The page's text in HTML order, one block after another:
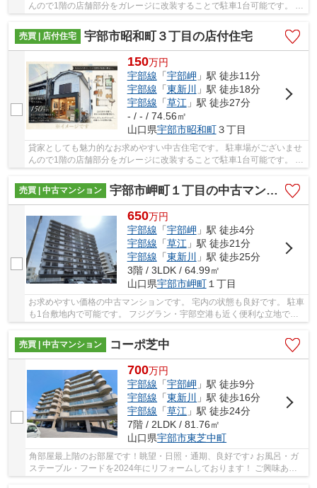
んので1階の店舗部分をガレージに改装することで駐車1台可能です。 物
売買 | 店付住宅
宇部市昭和町３丁目の店付住宅
150万円
宇部線 「宇部岬 」駅 徒歩11分
宇部線 「東新川
」駅 徒歩18分
宇部線 「草江」駅 徒歩27分
- / - / 74.56㎡
山口県宇部市昭和町３丁目
貸家としても魅力的なお求めやすい中古住宅です。 駐車場がございませ
んので1階の店舗部分をガレージに改装することで駐車1台可能です。 物
売買 | 中古マンション
宇部市岬町１丁目の中古マンション
650万円
宇部線 「宇部岬 」駅 徒歩4分
宇部線 「草江 」駅 徒歩21分
宇部線 「東新川
」駅 徒歩25分
3階 / 3LDK / 64.99㎡
山口県宇部市岬町１丁目
お求めやすい価格の中古マンションです。 宅内の状態も良好です。 駐車
も1台敷地内で可能です。 フジグラン・宇部空港も近く便利な立地で
売買 | 中古マンション
コーポ芝中
700万円
宇部線 「宇部岬 」駅 徒歩9分
宇部線 「東新川
」駅 徒歩16分
宇部線 「草江 」駅 徒歩24分
7階 / 2LDK / 81.76㎡
山口県宇部市東芝中町
角部屋最上階のお部屋です！眺望・日照・通期、良好です♪ お風呂・ガ
ステーブル・フードを2024年にリフォームしております！ ご興味あり